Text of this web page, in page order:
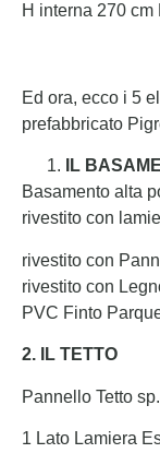
H interna 270 cm
Ed ora, ecco i 5
prefabbricato
IL
Basamento alta
rivestito con
rivestito con
rivestito con
PVC Finto
2. IL TETTO
Pannello Tetto
1 Lato Lamiera